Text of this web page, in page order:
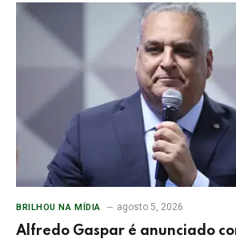
BRILHOU NA MÍDIA agosto 5, 2026
Alfredo Gaspar é anunciado